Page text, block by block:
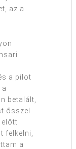
az a
a pilot
betalált,
ősszel
előtt
felkelni,
a